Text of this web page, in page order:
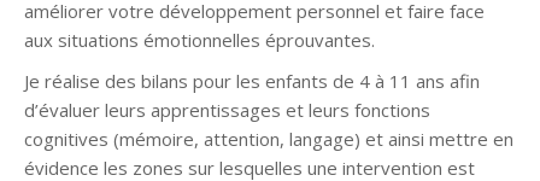
améliorer votre développement personnel et faire face
aux situations émotionnelles éprouvantes.
Je réalise des bilans pour les enfants de 4 à 11 ans afin
d’évaluer leurs apprentissages et leurs fonctions
cognitives (mémoire, attention, langage) et ainsi mettre en
évidence les zones sur lesquelles une intervention est